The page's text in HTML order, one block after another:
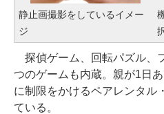
静止画撮影をしているイメー
ジ
探偵ゲーム、回転パズル、
つのゲームも内蔵。親が1日
に制限をかけるペアレンタル
ている。